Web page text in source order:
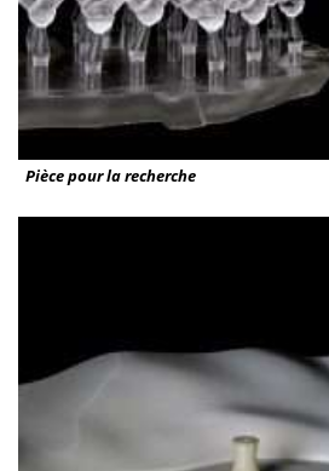
Pièce pour la recherche